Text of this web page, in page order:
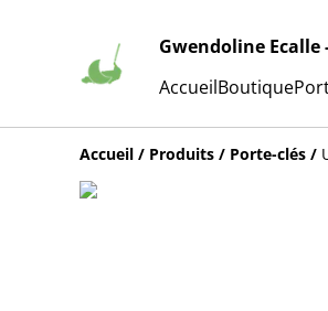
Gwendoline
AccueilBoutique
Accueil / Produits / Porte-clés /